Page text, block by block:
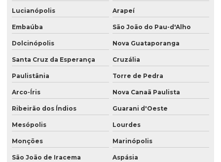
Lucianópolis Arapeí
Embaúba São João do Pau-d'Alho
Dolcinópolis Nova Guataporanga
Santa Cruz da Esperança Cruzália
Paulistânia Torre de Pedra
Arco-Íris Nova Canaã Paulista
Ribeirão dos Índios Guarani d'Oeste
Mesópolis Lourdes
Monções Marinópolis
São João de Iracema Aspásia